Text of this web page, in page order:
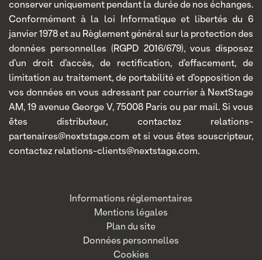
conserver uniquement pendant la durée de nos échanges.
Conformément à la loi Informatique et libertés du 6
janvier 1978 et au Règlement général sur la protection des
données personnelles (RGPD 2016/679), vous disposez
d’un droit d’accès, de rectification, d’effacement, de
limitation au traitement, de portabilité et d’opposition de
vos données en vous adressant par courrier à NextStage
AM, 19 avenue George V, 75008 Paris ou par mail. Si vous
êtes distributeur, contactez relations-
partenaires@nextstage.com et si vous êtes souscripteur,
contactez relations-clients@nextstage.com.
Informations réglementaires
Mentions légales
Plan du site
Données personnelles
Cookies